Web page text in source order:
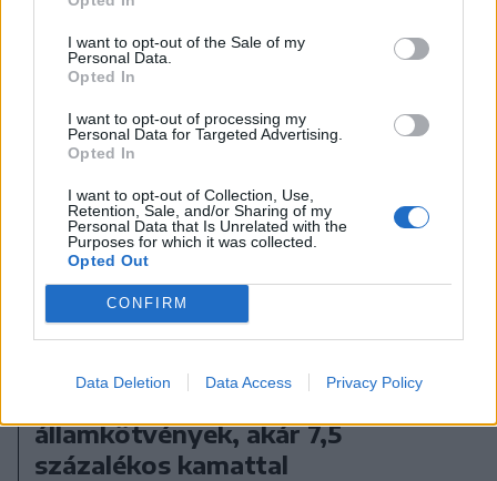
I want to opt-out of the Sale of my
Personal Data.
Opted In
I want to opt-out of processing my
Personal Data for Targeted Advertising.
Opted In
I want to opt-out of Collection, Use,
Retention, Sale, and/or Sharing of my
Personal Data that Is Unrelated with the
Purposes for which it was collected.
Opted Out
CONFIRM
Data Deletion Data Access Privacy Policy
államkötvények, akár 7,5
százalékos kamattal